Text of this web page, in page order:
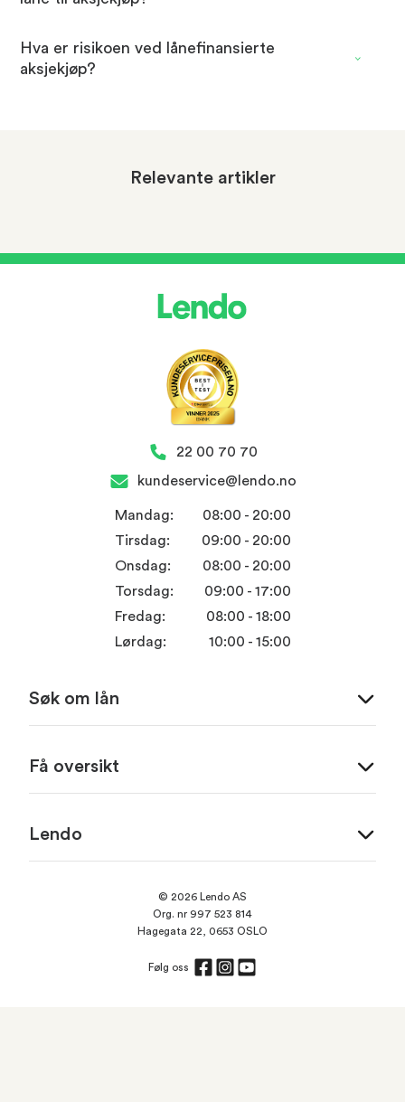
Hva er risikoen ved lånefinansierte
aksjekjøp?
Relevante artikler
22 00 70 70
kundeservice@lendo.no
Mandag:
08:00 - 20:00
Tirsdag:
09:00 - 20:00
Onsdag:
08:00 - 20:00
Torsdag:
09:00 - 17:00
Fredag:
08:00 - 18:00
Lørdag:
10:00 - 15:00
Søk om lån
Få oversikt
Lendo
© 2026 Lendo AS
Org. nr 997 523 814
Hagegata 22, 0653 OSLO
Følg oss